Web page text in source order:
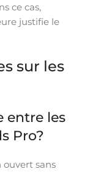
ce cas,
justifie le
sur les
entre les
Pro?
ouvert sans